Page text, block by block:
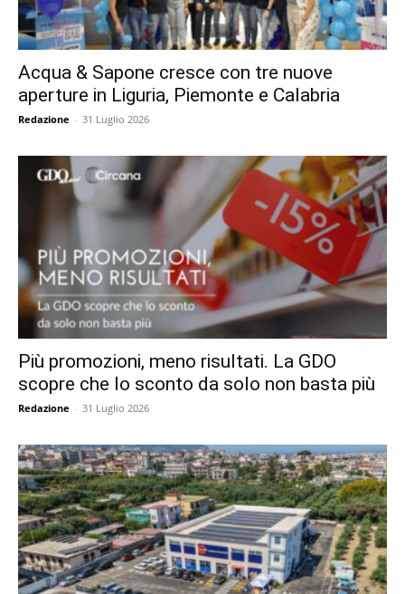
Acqua & Sapone cresce con tre nuove
aperture in Liguria, Piemonte e Calabria
Redazione - 31 Luglio 2026
Più promozioni, meno risultati. La GDO
scopre che lo sconto da solo non basta più
Redazione - 31 Luglio 2026